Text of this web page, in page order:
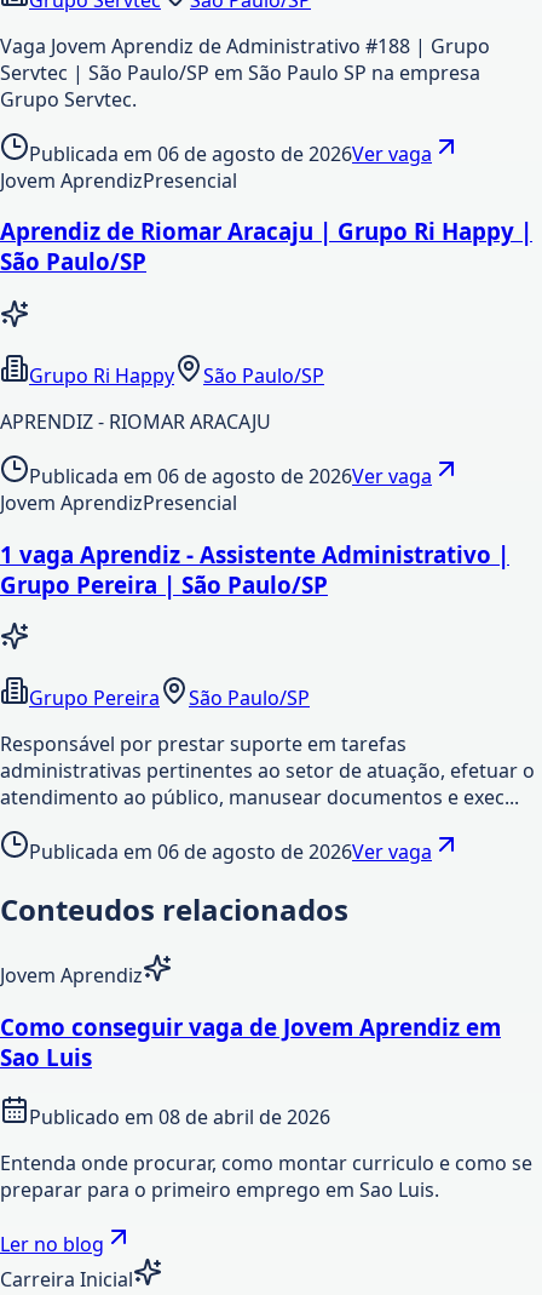
Vaga Jovem Aprendiz de Administrativo #188 | Grupo
Servtec | São Paulo/SP em São Paulo SP na empresa
Grupo Servtec.
Publicada em 06 de agosto de 2026Ver vaga
Jovem AprendizPresencial
Aprendiz de Riomar Aracaju | Grupo Ri Happy |
São Paulo/SP
Grupo Ri Happy
São Paulo/SP
APRENDIZ - RIOMAR ARACAJU
Publicada em 06 de agosto de 2026Ver vaga
Jovem AprendizPresencial
1 vaga Aprendiz - Assistente Administrativo |
Grupo Pereira | São Paulo/SP
Grupo Pereira
São Paulo/SP
Responsável por prestar suporte em tarefas
administrativas pertinentes ao setor de atuação, efetuar o
atendimento ao público, manusear documentos e exec...
Publicada em 06 de agosto de 2026Ver vaga
Conteudos relacionados
Jovem Aprendiz
Como conseguir vaga de Jovem Aprendiz em
Sao Luis
Publicado em 08 de abril de 2026
Entenda onde procurar, como montar curriculo e como se
preparar para o primeiro emprego em Sao Luis.
Ler no blog
Carreira Inicial